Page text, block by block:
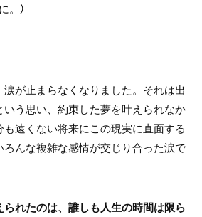
。）
が止まらなくなりました。それは出
う思い、約束した夢を叶えられなか
遠くない将来にこの現実に直面する
んな複雑な感情が交じり合った涙で
れたのは、誰しも人生の時間は限ら